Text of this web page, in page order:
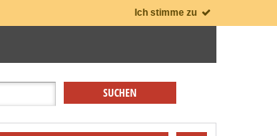
Ich stimme zu